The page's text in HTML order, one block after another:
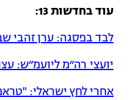
עוד בחדשות 13:
לבד בפסגה: ערן זהבי
יועצי רה״מ ליועמ״ש:
אחרי לחץ ישראלי: